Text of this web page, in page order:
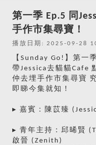
第一季 Ep.5 同
手作市集尋寶！
播放日期: 2025-09-28
【Sunday Go!】第一
帶Jessica去貓貓Cafe
仲去埋手作市集尋寶
即睇今集就知！
▸ 嘉賓：陳苡臻
▸ 青年主持：邱晞賢
啟晉 (Zenith)